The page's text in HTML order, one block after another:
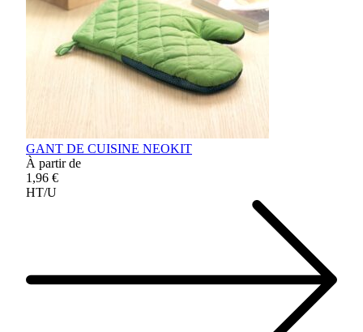
GANT DE CUISINE NEOKIT
À partir de
1,96 €
HT/U